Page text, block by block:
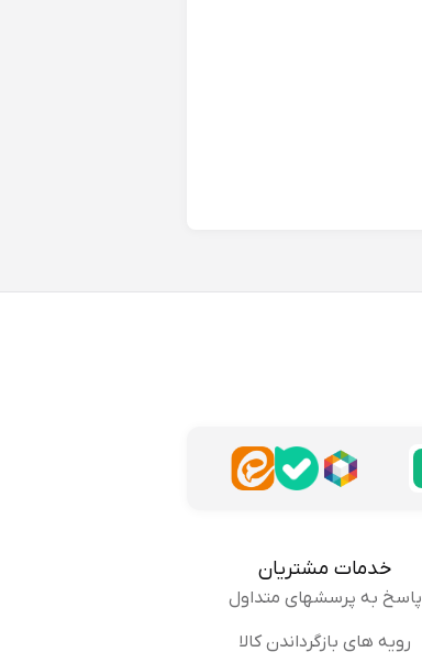
خدمات مشتریان
پاسخ به پرسشهای متداول
رویه های بازگرداندن کالا